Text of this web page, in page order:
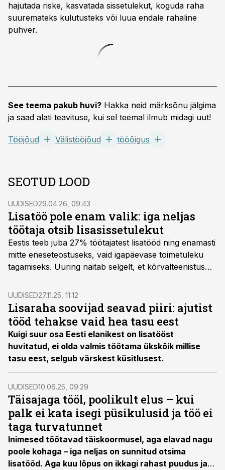
hajutada riske, kasvatada sissetulekut, koguda raha
suuremateks kulutusteks või luua endale rahaline
puhver.
See teema pakub huvi? Hakka neid märksõnu jälgima
ja saad alati teavituse, kui sel teemal ilmub midagi uut!
Tööjõud Välistööjõud tööõigus
SEOTUD LOOD
UUDISED29.04.26, 09:43
Lisatöö pole enam valik: iga neljas
töötaja otsib lisasissetulekut
Eestis teeb juba 27% töötajatest lisatööd ning enamasti
mitte eneseteostuseks, vaid igapäevase toimetuleku
tagamiseks. Uuring näitab selgelt, et kõrvalteenistus
on muutunud paljude jaoks vältimatuks osaks
finantsstrateegiast.
UUDISED27.11.25, 11:12
Lisaraha soovijad seavad piiri: ajutist
tööd tehakse vaid hea tasu eest
Kuigi suur osa Eesti elanikest on lisatööst
huvitatud, ei olda valmis töötama ükskõik millise
tasu eest, selgub värskest küsitlusest.
UUDISED10.06.25, 09:29
Täisajaga tööl, poolikult elus – kui
palk ei kata isegi püsikulusid ja töö ei
taga turvatunnet
Inimesed töötavad täiskoormusel, aga elavad nagu
poole kohaga – iga neljas on sunnitud otsima
lisatööd. Aga kuu lõpus on ikkagi rahast puudus ja